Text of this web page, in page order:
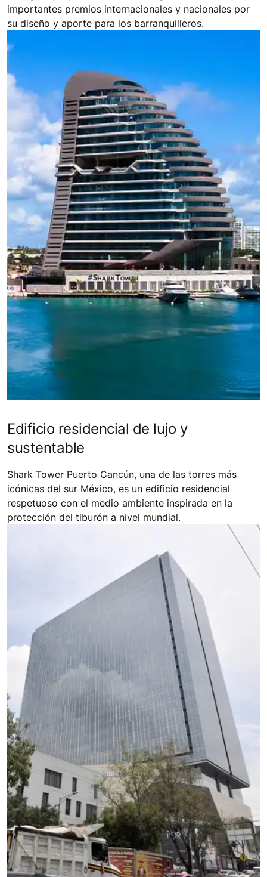
importantes premios internacionales y nacionales por
su diseño y aporte para los barranquilleros.
Edificio residencial de lujo y
sustentable
Shark Tower Puerto Cancún, una de las torres más
icónicas del sur México, es un edificio residencial
respetuoso con el medio ambiente inspirada en la
protección del tiburón a nivel mundial.